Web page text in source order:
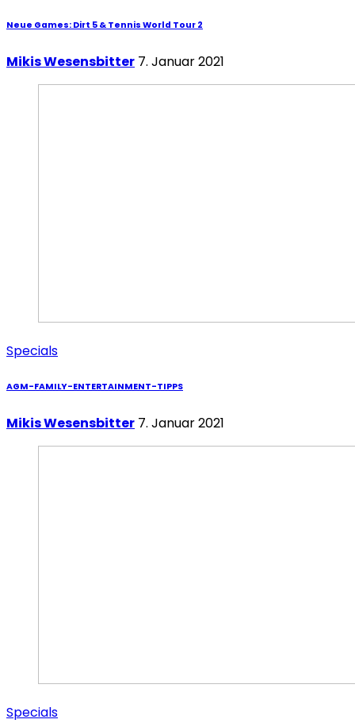
Neue Games: Dirt 5 & Tennis World Tour 2
Mikis Wesensbitter 7. Januar 2021
Specials
AGM-FAMILY-ENTERTAINMENT-TIPPS
Mikis Wesensbitter 7. Januar 2021
Specials